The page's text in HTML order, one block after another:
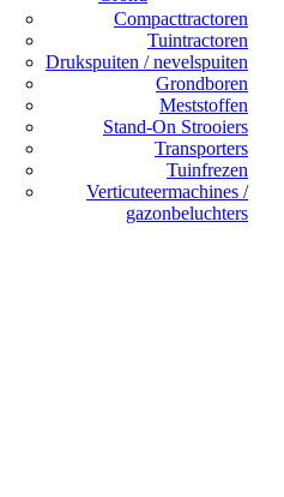
Compacttractoren
Tuintractoren
Drukspuiten / nevelspuiten
Grondboren
Meststoffen
Stand-On Strooiers
Transporters
Tuinfrezen
Verticuteermachines /
gazonbeluchters